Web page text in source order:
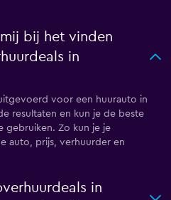
bij het vinden
in
voor een huurauto in
resultaten en kun je de beste
gebruiken. Zo kun je je
auto, prijs, verhuurder en
in